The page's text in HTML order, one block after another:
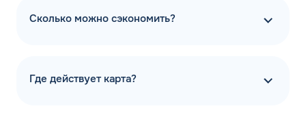
Сколько можно сэкономить?
Где действует карта?